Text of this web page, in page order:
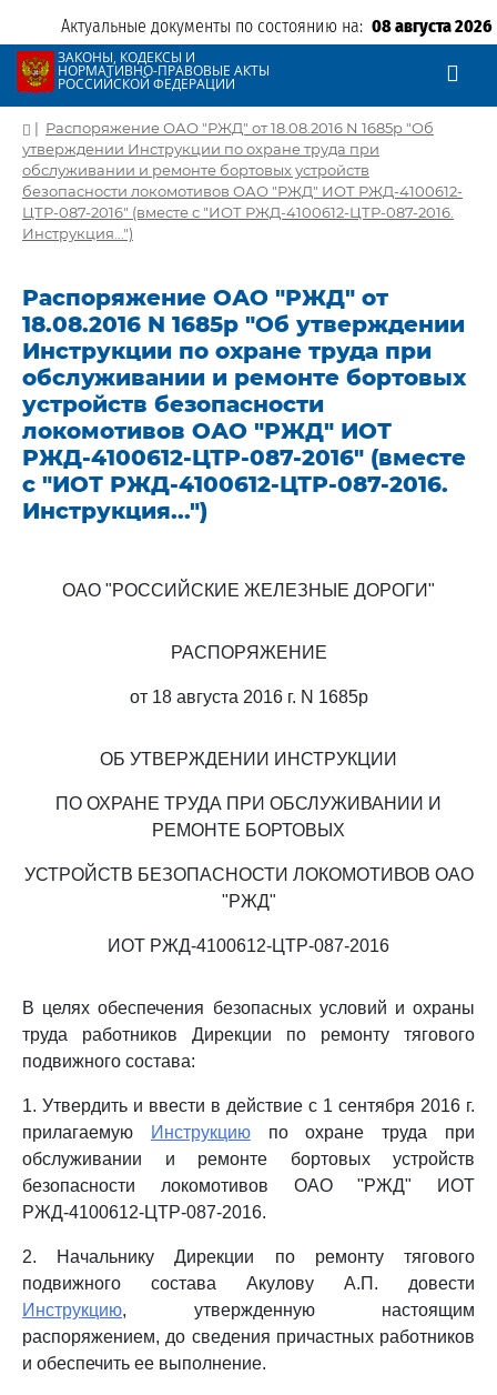
Актуальные документы по состоянию на: 08 августа 2026
ЗАКОНЫ, КОДЕКСЫ И
НОРМАТИВНО-ПРАВОВЫЕ АКТЫ
РОССИЙСКОЙ ФЕДЕРАЦИИ
| Распоряжение ОАО "РЖД" от 18.08.2016 N 1685р "Об
утверждении Инструкции по охране труда при
обслуживании и ремонте бортовых устройств
безопасности локомотивов ОАО "РЖД" ИОТ РЖД-4100612-
ЦТР-087-2016" (вместе с "ИОТ РЖД-4100612-ЦТР-087-2016.
Инструкция...")
Распоряжение ОАО "РЖД" от
18.08.2016 N 1685р "Об утверждении
Инструкции по охране труда при
обслуживании и ремонте бортовых
устройств безопасности
локомотивов ОАО "РЖД" ИОТ
РЖД-4100612-ЦТР-087-2016" (вместе
с "ИОТ РЖД-4100612-ЦТР-087-2016.
Инструкция...")
ОАО "РОССИЙСКИЕ ЖЕЛЕЗНЫЕ ДОРОГИ"
РАСПОРЯЖЕНИЕ
от 18 августа 2016 г. N 1685р
ОБ УТВЕРЖДЕНИИ ИНСТРУКЦИИ
ПО ОХРАНЕ ТРУДА ПРИ ОБСЛУЖИВАНИИ И
РЕМОНТЕ БОРТОВЫХ
УСТРОЙСТВ БЕЗОПАСНОСТИ ЛОКОМОТИВОВ ОАО
"РЖД"
ИОТ РЖД-4100612-ЦТР-087-2016
В целях обеспечения безопасных условий и охраны
труда работников Дирекции по ремонту тягового
подвижного состава:
1. Утвердить и ввести в действие с 1 сентября 2016 г.
прилагаемую
Инструкциюпо охране труда при
обслуживании и ремонте бортовых устройств
безопасности локомотивов ОАО "РЖД" ИОТ
РЖД-4100612-ЦТР-087-2016.
2. Начальнику Дирекции по ремонту тягового
подвижного состава Акулову А.П. довести
Инструкцию, утвержденную настоящим
распоряжением, до сведения причастных работников
и обеспечить ее выполнение.